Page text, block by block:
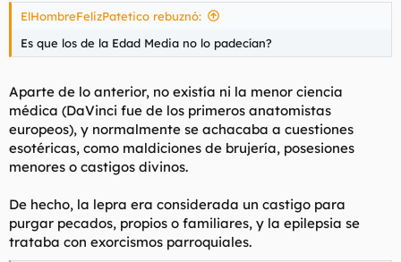
ElHombreFelizPatetico rebuznó:
Es que los de la Edad Media no lo padecían?
Aparte de lo anterior, no existía ni la menor ciencia
médica (DaVinci fue de los primeros anatomistas
europeos), y normalmente se achacaba a cuestiones
esotéricas, como maldiciones de brujería, posesiones
menores o castigos divinos.
De hecho, la lepra era considerada un castigo para
purgar pecados, propios o familiares, y la epilepsia se
trataba con exorcismos parroquiales.